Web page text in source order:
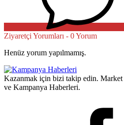
Ziyaretçi Yorumları - 0 Yorum
Henüz yorum yapılmamış.
Kazanmak için bizi takip edin.
ve Kampanya Haberleri.